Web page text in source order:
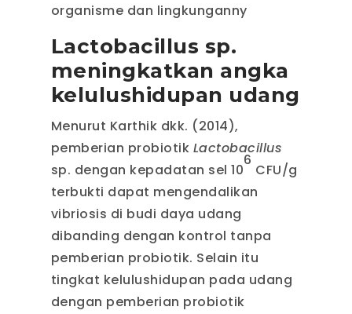
organisme dan lingkunganny
Lactobacillus sp.
meningkatkan angka
kelulushidupan udang
Menurut Karthik dkk. (2014),
pemberian probiotik Lactobacillus
sp. dengan kepadatan sel 10
6
CFU/g
terbukti dapat mengendalikan
vibriosis di budi daya udang
dibanding dengan kontrol tanpa
pemberian probiotik. Selain itu
tingkat kelulushidupan pada udang
dengan pemberian probiotik